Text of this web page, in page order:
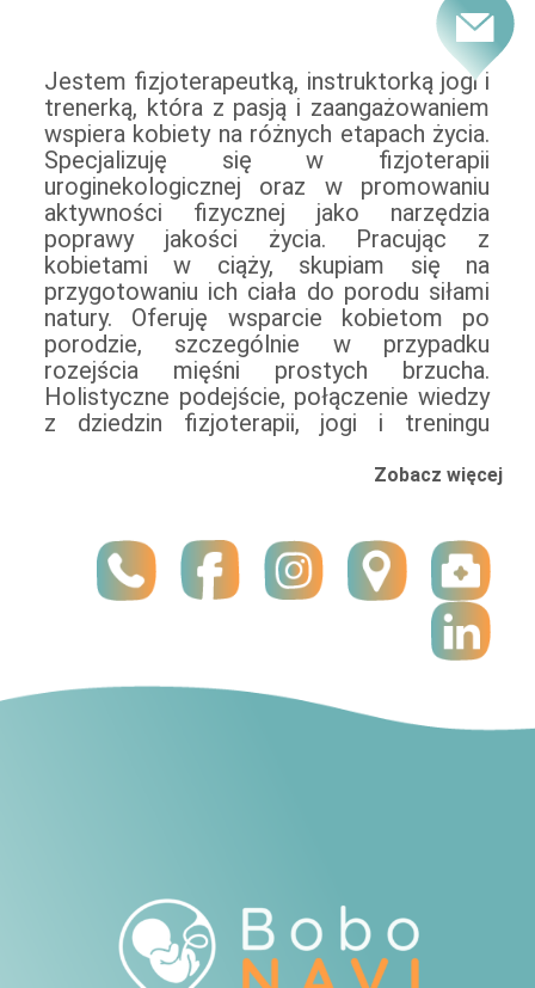
Jestem fizjoterapeutką, instruktorką jogi i
trenerką, która z pasją i zaangażowaniem
wspiera kobiety na różnych etapach życia.
Specjalizuję się w fizjoterapii
uroginekologicznej oraz w promowaniu
aktywności fizycznej jako narzędzia
poprawy jakości życia. Pracując z
kobietami w ciąży, skupiam się na
przygotowaniu ich ciała do porodu siłami
natury. Oferuję wsparcie kobietom po
porodzie, szczególnie w przypadku
rozejścia mięśni prostych brzucha.
Holistyczne podejście, połączenie wiedzy
z dziedzin fizjoterapii, jogi i treningu
funkcjonalnego umożliwiają mi stosowanie
indywidualnych rozwiązań dla każdej
pacjentki. Zajmuję się prehabilitacją i
rehabilitacją kobiet po mastektomii,
fizjoterapią w zaburzeniach statyki
narządów rodnych, w zespołach bólowych
miednicy mniejszej oraz w nietrzymaniu
moczu. Organizuję warsztaty edukacyjne
dla kobiet, których celem jest
podnoszenie świadomości ciała,
dostarczanie narzędzi do radzenia sobie z
problemami w obrębie dna miednicy oraz
przełamywanie tabu. Od 2019 roku
Zobacz więcej